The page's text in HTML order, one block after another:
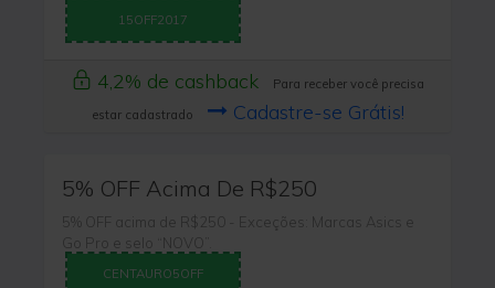
15OFF2017
4,2% de cashback
Para receber você precisa
estar cadastrado
Cadastre-se Grátis!
5% OFF Acima De R$250
5% OFF acima de R$250 - Exceções: Marcas Asics e
Go Pro e selo “NOVO”.
CENTAURO5OFF